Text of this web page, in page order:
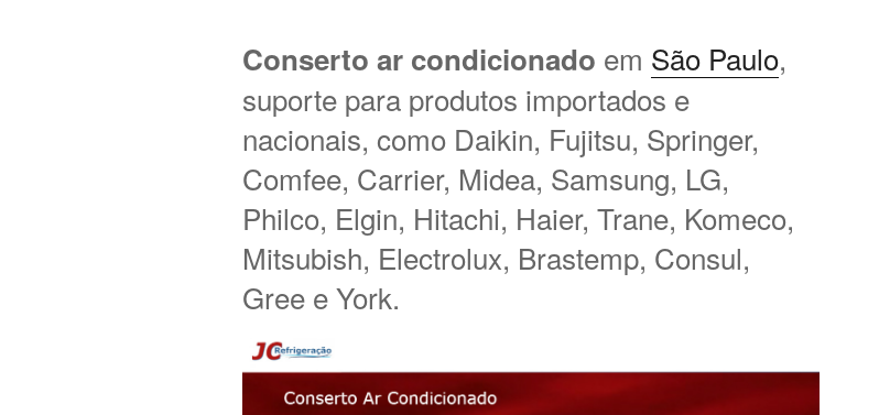
Conserto ar condicionado em São Paulo,
suporte para produtos importados e
nacionais, como Daikin, Fujitsu, Springer,
Comfee, Carrier, Midea, Samsung, LG,
Philco, Elgin, Hitachi, Haier, Trane, Komeco,
Mitsubish, Electrolux, Brastemp, Consul,
Gree e York.